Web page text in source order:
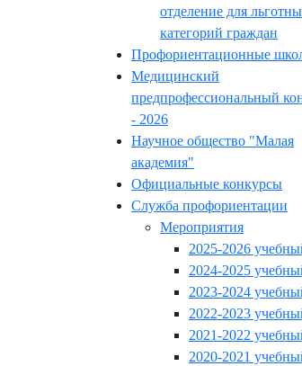
отделение для
категорий граждан
Профориентационные
Медицинский
предпрофессиональный
- 2026
Научное общество "Малая
академия"
Официальные конкурсы
Служба профориентации
Мероприятия
2025-2026
2024-2025
2023-2024
2022-2023
2021-2022
2020-2021